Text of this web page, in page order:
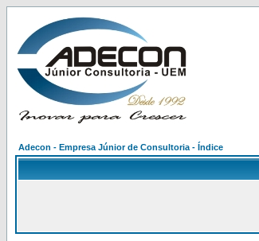
Adecon - Empresa Júnior de Consultoria - Índice